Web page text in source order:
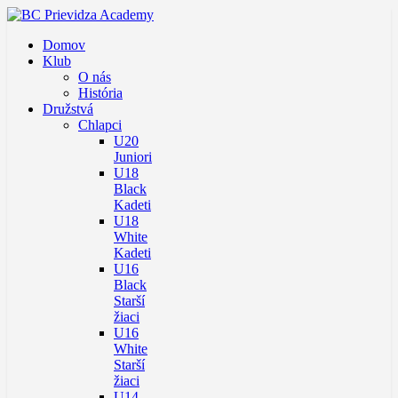
Domov
Klub
O nás
História
Družstvá
Chlapci
U20
Juniori
U18
Black
Kadeti
U18
White
Kadeti
U16
Black
Starší
žiaci
U16
White
Starší
žiaci